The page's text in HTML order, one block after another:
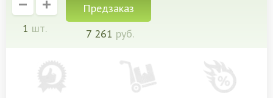
1 шт.
Предзаказ
7 261 руб.